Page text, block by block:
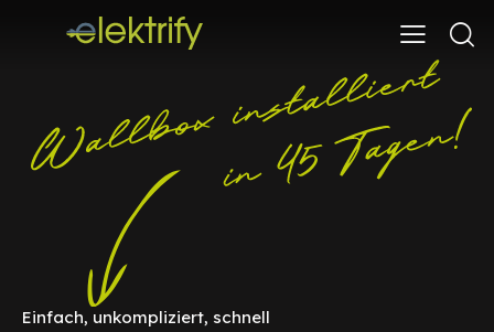
Einfach, unkompliziert, schnell